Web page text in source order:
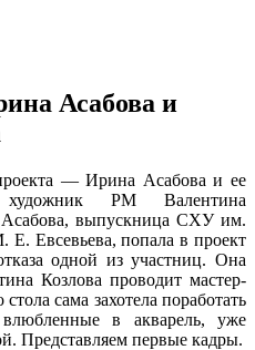
Асабова и
— Ирина Асабова и ее
художник РМ Валентина
выпускница СХУ им.
Евсевьева, попала в проект
одной из участниц. Она
Козлова проводит мастер-
сама захотела поработать
в акварель, уже
Представляем первые кадры.